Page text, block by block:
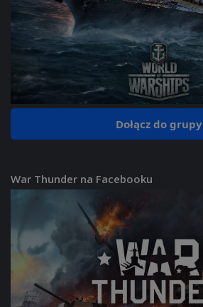
Dołącz do grupy
War Thunder na Facebooku